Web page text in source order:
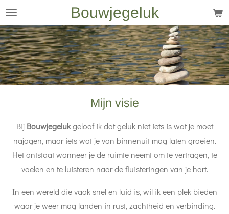
Ga
direct
naar
de
hoofdinhoud
Bouwjegeluk
Mijn visie
Bij Bouwjegelukgeloof ik dat geluk niet iets is wat je moet
najagen, maar iets wat je van binnenuit mag laten groeien.
Het ontstaat wanneer je de ruimte neemt om te vertragen, te
voelen en te luisteren naar de fluisteringen van je hart.
In een wereld die vaak snel en luid is, wil ik een plek bieden
waar je weer mag landen in rust, zachtheid en verbinding.